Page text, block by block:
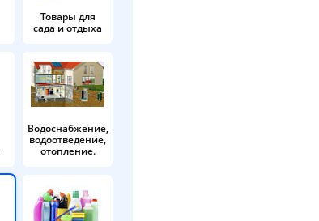
Товары для
сада и отдыха
Водоснабжение,
водоотведение,
отопление.